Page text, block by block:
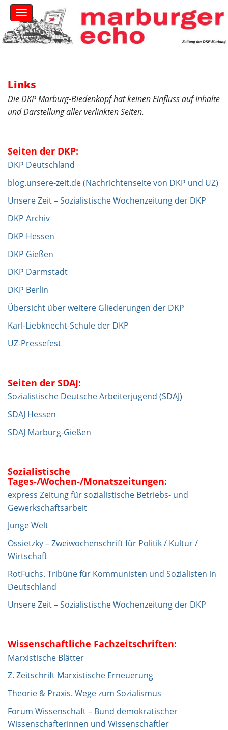
M
a
i
n
k
i
p
n
e
Links
Die DKP Marburg-Biedenkopf hat keinen Einfluss auf Inhalte
und Darstellung aller verlinkten Seiten.
Seiten der DKP:
DKP Deutschland
blog.unsere-zeit.de (Nachrichtenseite von DKP und UZ)
Unsere Zeit – Sozialistische Wochenzeitung der DKP
DKP Archiv
DKP Hessen
DKP Gießen
DKP Darmstadt
DKP Berlin
Übersicht über weitere Gliederungen der DKP
Karl-Liebknecht-Schule der DKP
UZ-Pressefest
Seiten der SDAJ:
Sozialistische Deutsche Arbeiterjugend (SDAJ)
SDAJ Hessen
SDAJ Marburg-Gießen
Sozialistische
Tages-/Wochen-/Monatszeitungen:
express Zeitung für sozialistische Betriebs- und
Gewerkschaftsarbeit
Junge Welt
Ossietzky – Zweiwochenschrift für Politik / Kultur /
Wirtschaft
RotFuchs. Tribüne für Kommunisten und Sozialisten in
Deutschland
Unsere Zeit – Sozialistische Wochenzeitung der DKP
Wissenschaftliche Fachzeitschriften:
Marxistische Blätter
Z. Zeitschrift Marxistische Erneuerung
Theorie & Praxis. Wege zum Sozialismus
Forum Wissenschaft – Bund demokratischer
Wissenschafterinnen und Wissenschaftler